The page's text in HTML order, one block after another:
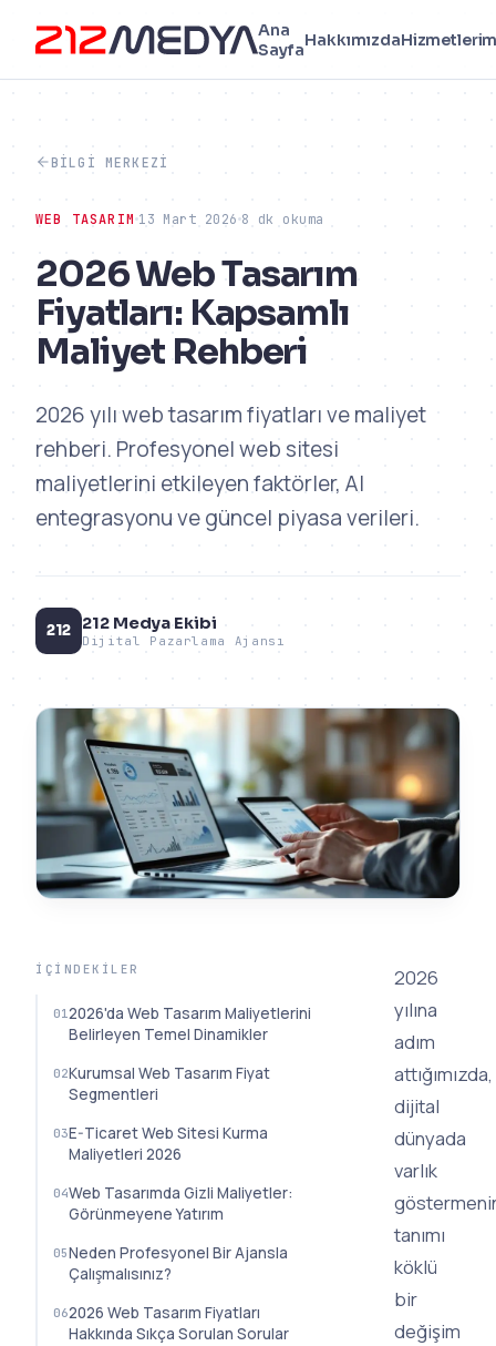
Ana
SayfaHakkımızda
BILGI MERKEZI
WEB TASARIM 13 Mart 2026 8 dk okuma
2026 Web Tasarım
Fiyatları: Kapsamlı
Maliyet Rehberi
2026 yılı web tasarım fiyatları ve maliyet
rehberi. Profesyonel web sitesi
maliyetlerini etkileyen faktörler, AI
entegrasyonu ve güncel piyasa verileri.
212 212 Medya Ekibi
Dijital Pazarlama Ajansı
İÇINDEKILER
2026'da Web Tasarım Maliyetlerini
Belirleyen Temel Dinamikler
Kurumsal Web Tasarım Fiyat
Segmentleri
E-Ticaret Web Sitesi Kurma
Maliyetleri 2026
Web Tasarımda Gizli Maliyetler:
Görünmeyene Yatırım
Neden Profesyonel Bir Ajansla
Çalışmalısınız?
2026 Web Tasarım Fiyatları
Hakkında Sıkça Sorulan Sorular
2026
yılına
adım
attığımızda,
dijital
dünyada
varlık
tanımı
köklü
bir
değişim